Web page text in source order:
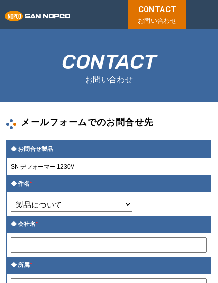
CONTACT
お問い合わせ
CONTACT
お問い合わせ
メールフォームでのお問合せ先
お問合せ製品
SN デフォーマー 1230V
件名*
会社名*
所属*